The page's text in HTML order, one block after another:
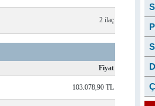
2 ilaç
Fiyat
103.078,90 TL